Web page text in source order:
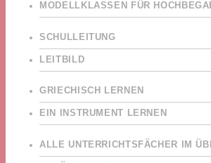
MODELLKLASSEN FÜR
SCHULLEITUNG
LEITBILD
GRIECHISCH LERNEN
EIN INSTRUMENT LERNEN
ALLE UNTERRICHTSFÄCHER IM